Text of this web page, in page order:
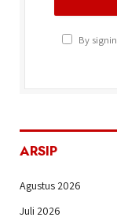
By
ARSIP
Agustus 2026
Juli 2026